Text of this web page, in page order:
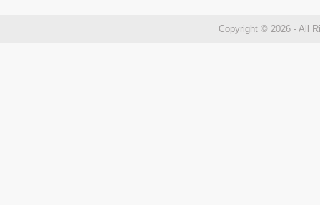
Copyright © 2026 - All